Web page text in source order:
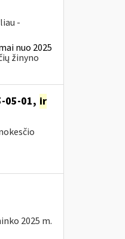
-
nuo 2025
žinyno
05-01, ir
2025 m.